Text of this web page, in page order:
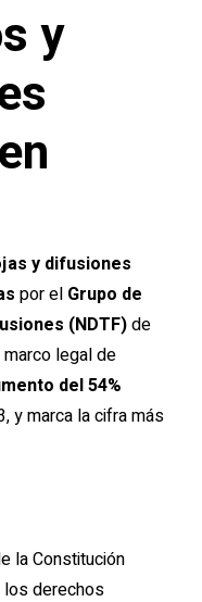
y
y difusiones
por el Grupo de
(NDTF)de
legal de
del 54%
y marca la cifra más
la Constitución
los derechos